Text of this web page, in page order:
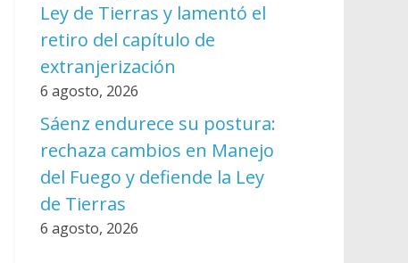
Ley de Tierras y lamentó el
retiro del capítulo de
extranjerización
6 agosto, 2026
Sáenz endurece su postura:
rechaza cambios en Manejo
del Fuego y defiende la Ley
de Tierras
6 agosto, 2026